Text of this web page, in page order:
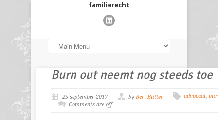
familierecht
Burn out neemt nog steeds toe
25 september 2017 by Bert Butter advocaat,
Comments are off